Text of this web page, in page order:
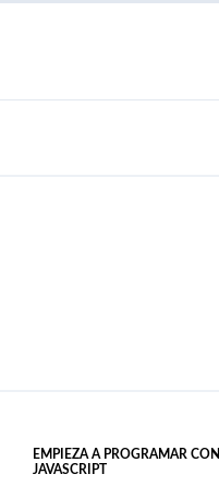
EMPIEZA A PROGRAMAR CON
JAVASCRIPT